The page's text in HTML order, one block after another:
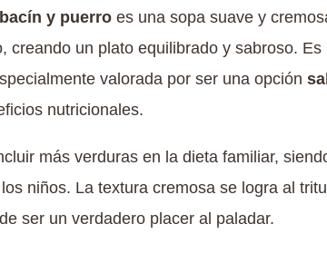
y puerro es una sopa suave y
creando un plato equilibrado y sabroso.
valorada por ser una opción
nutricionales.
más verduras en la dieta familiar,
niños. La textura cremosa se logra al
ser un verdadero placer al paladar.